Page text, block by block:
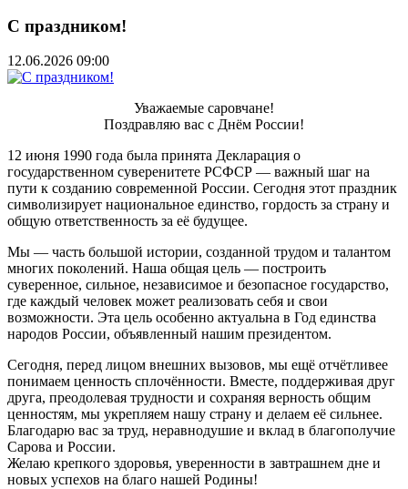
С праздником!
12.06.2026 09:00
Уважаемые саровчане!
Поздравляю вас с Днём России!
12 июня 1990 года была принята Декларация о
государственном суверенитете РСФСР — важный шаг на
пути к созданию современной России. Сегодня этот праздник
символизирует национальное единство, гордость за страну и
общую ответственность за её будущее.
Мы — часть большой истории, созданной трудом и талантом
многих поколений. Наша общая цель — построить
суверенное, сильное, независимое и безопасное государство,
где каждый человек может реализовать себя и свои
возможности. Эта цель особенно актуальна в Год единства
народов России, объявленный нашим президентом.
Сегодня, перед лицом внешних вызовов, мы ещё отчётливее
понимаем ценность сплочённости. Вместе, поддерживая друг
друга, преодолевая трудности и сохраняя верность общим
ценностям, мы укрепляем нашу страну и делаем её сильнее.
Благодарю вас за труд, неравнодушие и вклад в благополучие
Сарова и России.
Желаю крепкого здоровья, уверенности в завтрашнем дне и
новых успехов на благо нашей Родины!